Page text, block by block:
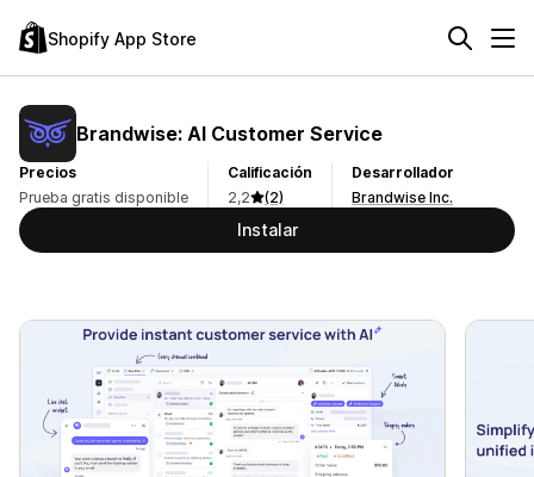
Shopify App Store
Brandwise: AI Customer Service
Precios
Prueba gratis disponible
Calificación
2,2
(2)
Desarrollador
Brandwise Inc.
Instalar